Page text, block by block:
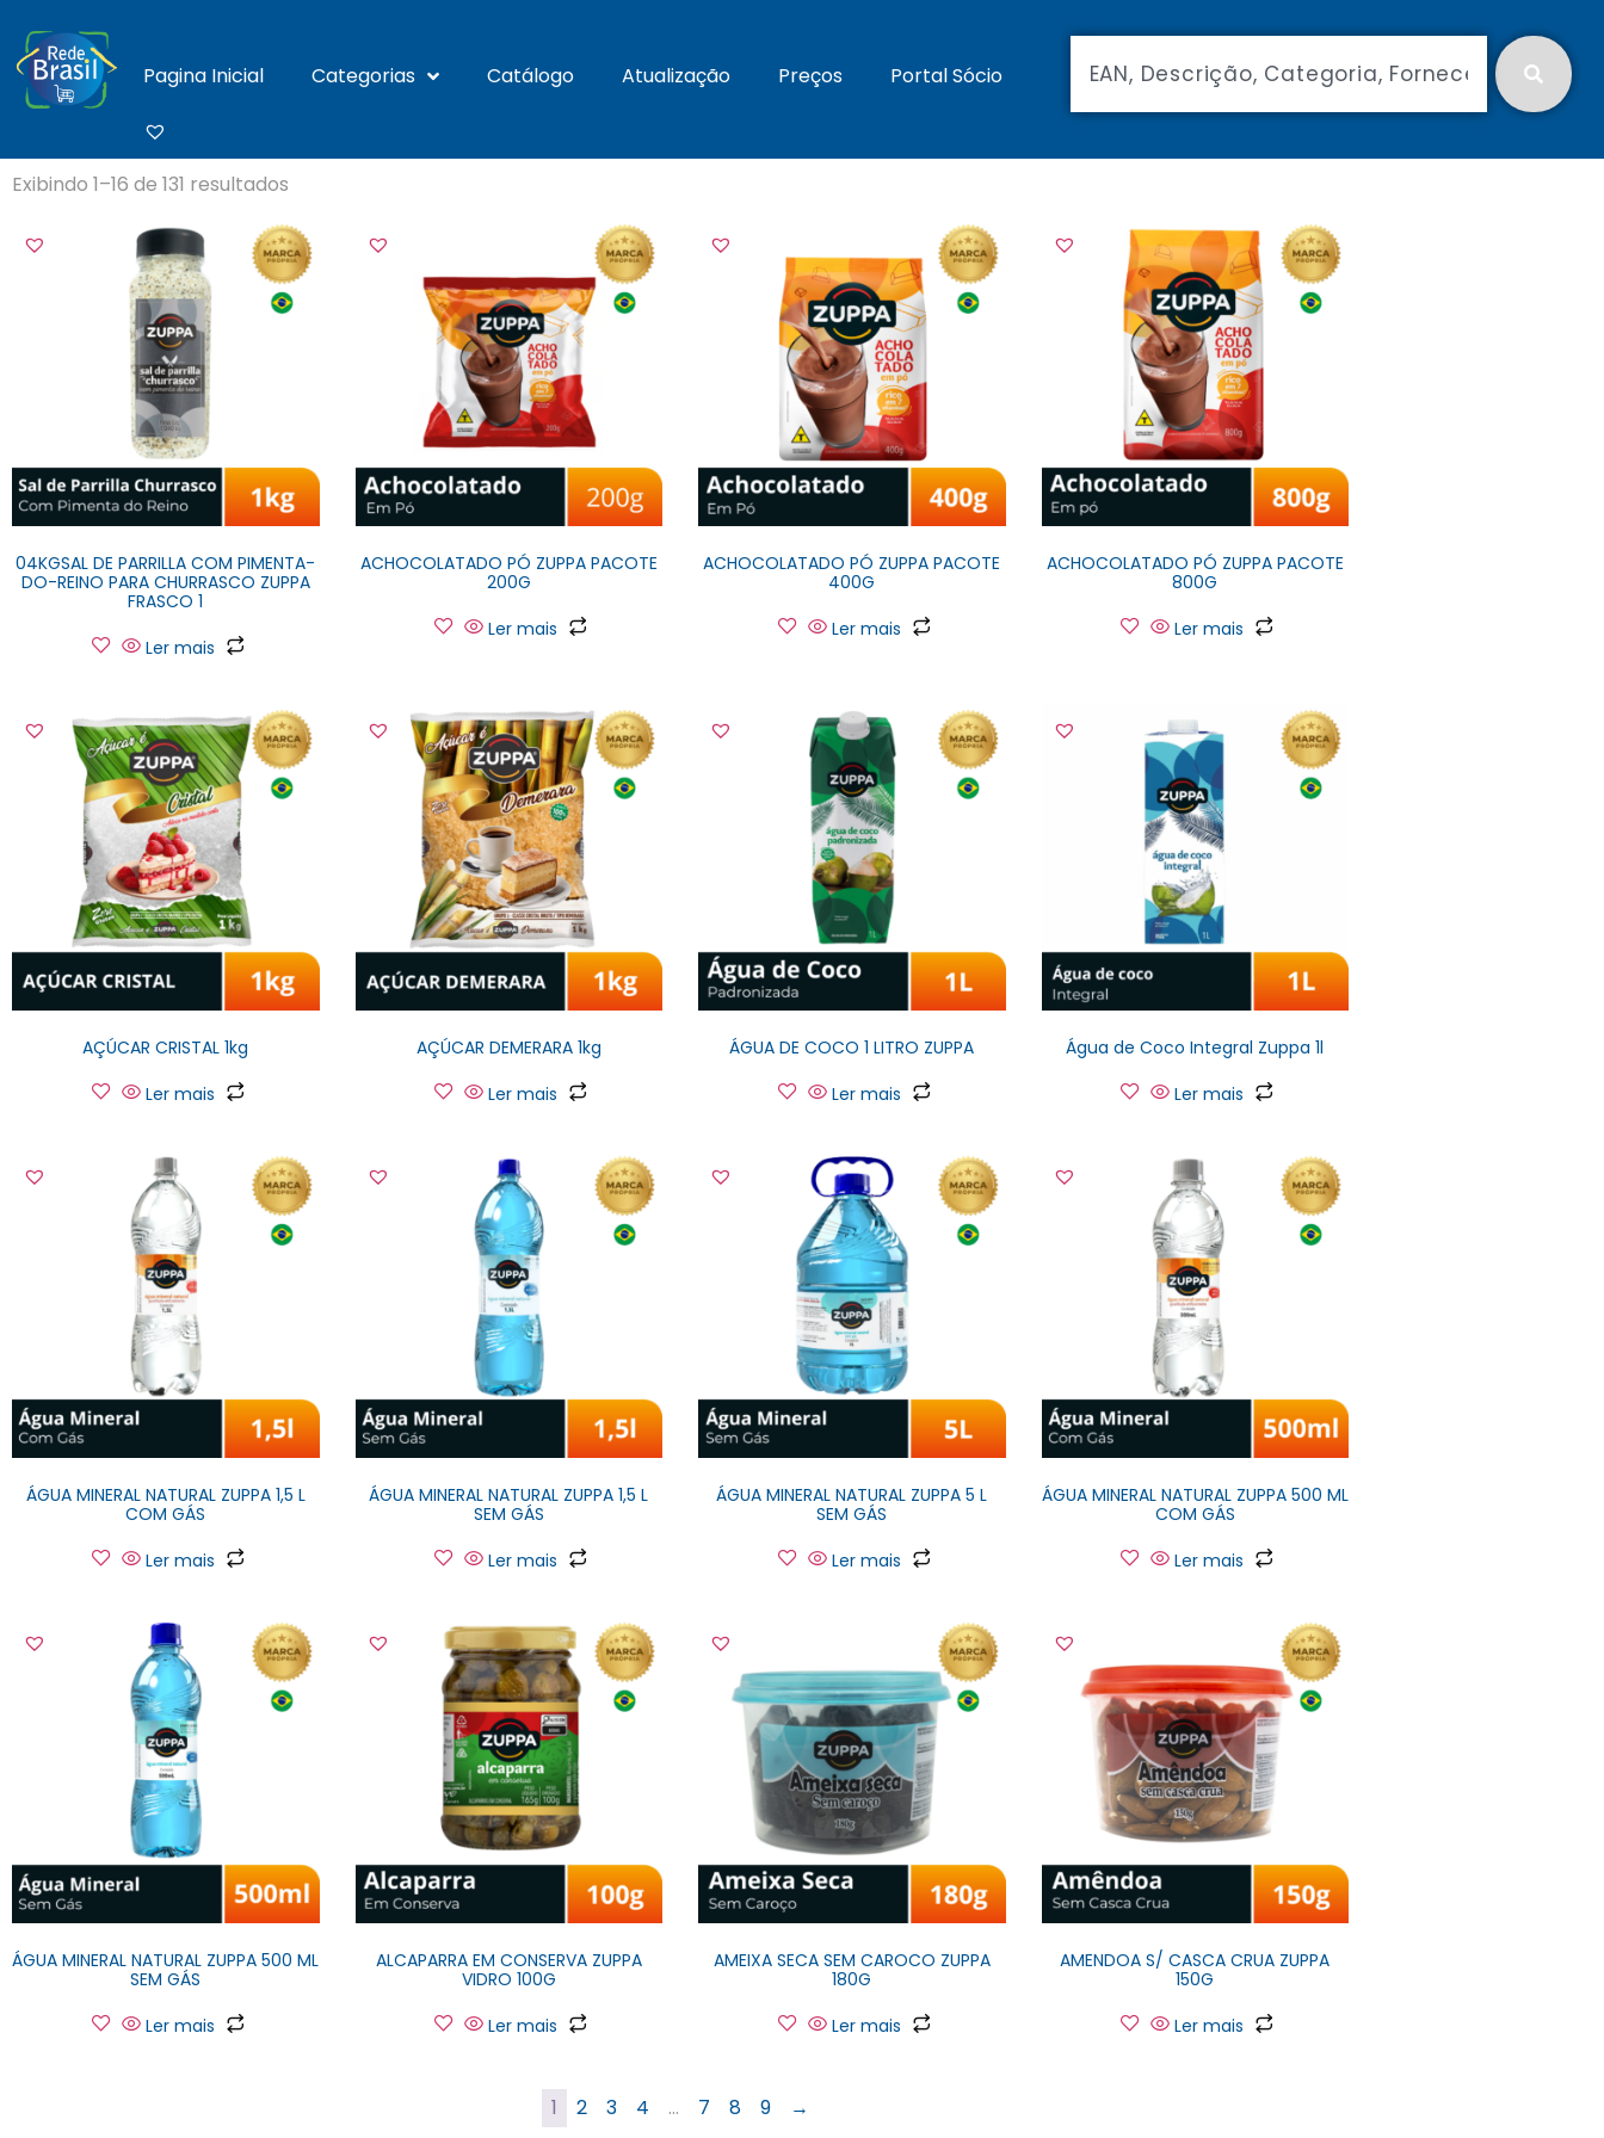
Pagina Inicial Categorias Catálogo Atualização Preços Portal Sócio
Exibindo 1–16 de 131 resultados
04KGSAL DE PARRILLA COM PIMENTA-
DO-REINO PARA CHURRASCO ZUPPA
FRASCO 1
Ler mais
ACHOCOLATADO PÓ ZUPPA PACOTE
200G
Ler mais
ACHOCOLATADO PÓ ZUPPA PACOTE
400G
Ler mais
ACHOCOLATADO PÓ ZUPPA PACOTE
800G
Ler mais
AÇÚCAR CRISTAL 1kg
Ler mais
AÇÚCAR DEMERARA 1kg
Ler mais
ÁGUA DE COCO 1 LITRO ZUPPA
Ler mais
Água de Coco Integral Zuppa 1l
Ler mais
ÁGUA MINERAL NATURAL ZUPPA 1,5 L
COM GÁS
Ler mais
ÁGUA MINERAL NATURAL ZUPPA 1,5 L
SEM GÁS
Ler mais
ÁGUA MINERAL NATURAL ZUPPA 5 L
SEM GÁS
Ler mais
ÁGUA MINERAL NATURAL ZUPPA 500 ML
COM GÁS
Ler mais
ÁGUA MINERAL NATURAL ZUPPA 500 ML
SEM GÁS
Ler mais
ALCAPARRA EM CONSERVA ZUPPA
VIDRO 100G
Ler mais
AMEIXA SECA SEM CAROCO ZUPPA
180G
Ler mais
AMENDOA S/ CASCA CRUA ZUPPA
150G
Ler mais
1 2 3 4 … 7 8 9 →